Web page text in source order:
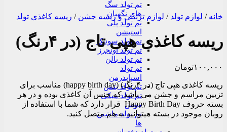
تم تولد سگ
های نگهبان
تم تولد پلی
استیشن
تم تولد سونیک
تم تولد اونجرز
تم تولد بالن
تم تولد
اسپایدرمن
تم تولد بتمن
تم تولد میکی
موس
تم تولد ماشین
ها
خانه / لوازم تولد / لوازم تزئینی و ریسه جشن / ریسه کاغذی تولد
ریسه کاغذی هپی تاج (در ۴رنگ)
۱۰۰,۰۰۰تومان
ریسه کاغذی هپی تاج (در ۴رنگ) (happy birth day) مناسب برای
تزیین مراسم و جشن می باشد که جنس آن کاغذی بوده و در هر
بسته حروف Happy Birth Day قرار دارد که شما با استفاده از
روبان موجود در بسته میتوانید به هم متصل کنید.